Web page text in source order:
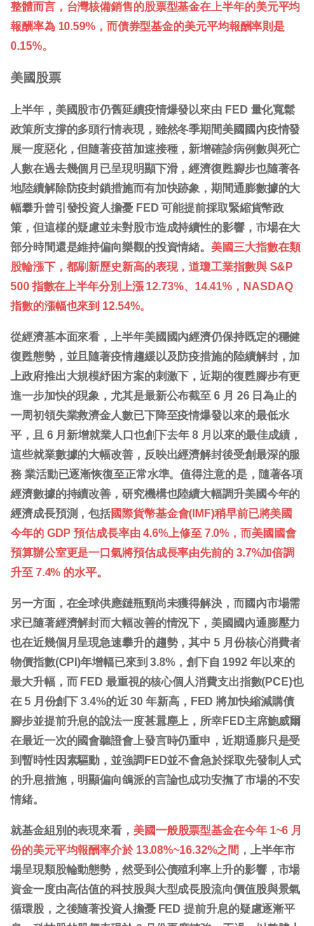
整體而言，台灣核備銷售的股票型基金在上半年的美元平均
報酬率為 10.59%，而債券型基金的美元平均報酬率則是
0.15%。
美國股票
上半年，美國股市仍舊延續疫情爆發以來由 FED 量化寬鬆
政策所支撐的多頭行情表現，雖然冬季期間美國國內疫情發
展一度惡化，但隨著疫苗加速接種，新增確診病例數與死亡
人數在過去幾個月已呈現明顯下滑，經濟復甦腳步也隨著各
地陸續解除防疫封鎖措施而有加快跡象，期間通膨數據的大
幅攀升曾引發投資人擔憂 FED 可能提前採取緊縮貨幣政
策，但這樣的疑慮並未對股市造成持續性的影響，市場在大
部分時間還是維持偏向樂觀的投資情緒。 美國三大指數在類
股輪漲下，都刷新歷史新高的表現，道瓊工業指數與 S&P
500 指數在上半年分別上漲 12.73%、14.41%，NASDAQ
指數的漲幅也來到 12.54%。
從經濟基本面來看，上半年美國國內經濟仍保持既定的穩健
復甦態勢，並且隨著疫情趨緩以及防疫措施的陸續解封，加
上政府推出大規模紓困方案的刺激下，近期的復甦腳步有更
進一步加快的現象，尤其是最新公布截至 6 月 26 日為止的
一周初領失業救濟金人數已下降至疫情爆發以來的最低水
平，且 6 月新增就業人口也創下去年 8 月以來的最佳成績，
這些就業數據的大幅改善，反映出經濟解封後受創最深的服
務 業活動已逐漸恢復至正常水準。值得注意的是，隨著各項
經濟數據的持續改善，研究機構也陸續大幅調升美國今年的
經濟成長預測，包括國際貨幣基金會(IMF)稍早前已將美國
今年的 GDP 預估成長率由 4.6%上修至 7.0%，而美國國會
預算辦公室更是一口氣將預估成長率由先前的 3.7%加倍調
升至 7.4% 的水平。
另一方面，在全球供應鏈瓶頸尚未獲得解決，而國內市場需
求已隨著經濟解封而大幅改善的情況下，美國國內通膨壓力
也在近幾個月呈現急速攀升的趨勢，其中 5 月份核心消費者
物價指數(CPI)年增幅已來到 3.8%，創下自 1992 年以來的
最大升幅，而 FED 最重視的核心個人消費支出指數(PCE)也
在 5 月份創下 3.4%的近 30 年新高，FED 將加快縮減購債
腳步並提前升息的說法一度甚囂塵上，所幸FED主席鮑威爾
在最近一次的國會聽證會上發言時仍重申，近期通膨只是受
到暫時性因素驅動，並強調FED並不會急於採取先發制人式
的升息措施，明顯偏向鴿派的言論也成功安撫了市場的不安
情緒。
就基金組別的表現來看， 美國一般股票型基金在今年 1~6 月
份的美元平均報酬率介於 13.08%~16.32%之間 ，上半年市
場呈現類股輪動態勢，然受到公債殖利率上升的影響，市場
資金一度由高估值的科技股與大型成長股流向價值股與景氣
循環股，之後隨著投資人擔憂 FED 提前升息的疑慮逐漸平